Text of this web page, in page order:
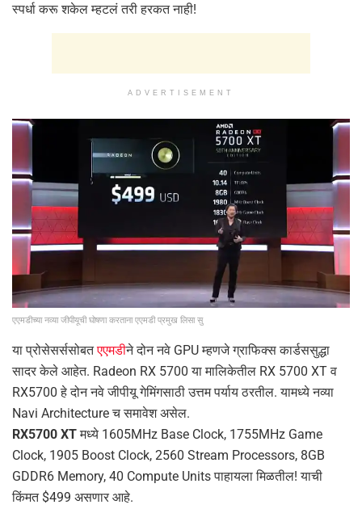
स्पर्धा करू शकेल म्हटलं तरी हरकत नाही!
ADVERTISEMENT
एएमडीच्या नव्या जीपीयूची घोषणा करताना एएमडी प्रमुख लिसा सु
या प्रोसेसर्ससोबतएएमडीने दोन नवे GPU म्हणजे ग्राफिक्स कार्डससुद्धा
सादर केले आहेत. Radeon RX 5700 या मालिकेतील RX 5700 XT व
RX5700 हे दोन नवे जीपीयू गेमिंगसाठी उत्तम पर्याय ठरतील. यामध्ये नव्या
Navi Architecture च समावेश असेल.
RX5700 XTमध्ये 1605MHz Base Clock, 1755MHz Game
Clock, 1905 Boost Clock, 2560 Stream Processors, 8GB
GDDR6 Memory, 40 Compute Units पाहायला मिळतील! याची
किंमत $499 असणार आहे.